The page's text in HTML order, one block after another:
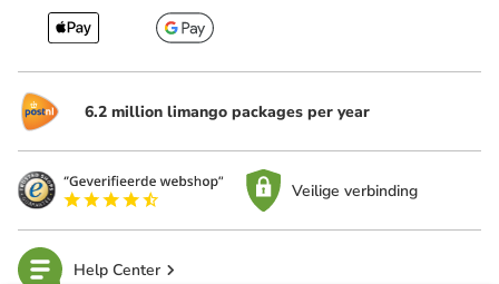
6.2 million limango packages per year
Veilige verbinding
Help Center